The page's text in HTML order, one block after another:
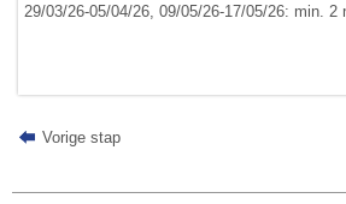
29/03/26-05/04/26, 09/05/26-17/05/26: min. 2
Vorige stap